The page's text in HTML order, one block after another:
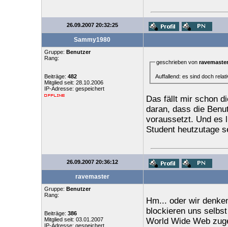
26.09.2007 20:32:25
Sammy1980
Gruppe: Benutzer
Rang:
Beiträge: 482
Mitglied seit: 28.10.2006
IP-Adresse: gespeichert
geschrieben von ravemaster
Auffallend: es sind doch
Das fällt mir schon
daran, dass die
voraussetzt. Und es
Student heutzutage
26.09.2007 20:36:12
ravemaster
Gruppe: Benutzer
Rang:
Beiträge: 386
Mitglied seit: 03.01.2007
IP-Adresse: gespeichert
Hm... oder wir
blockieren uns
World Wide Web